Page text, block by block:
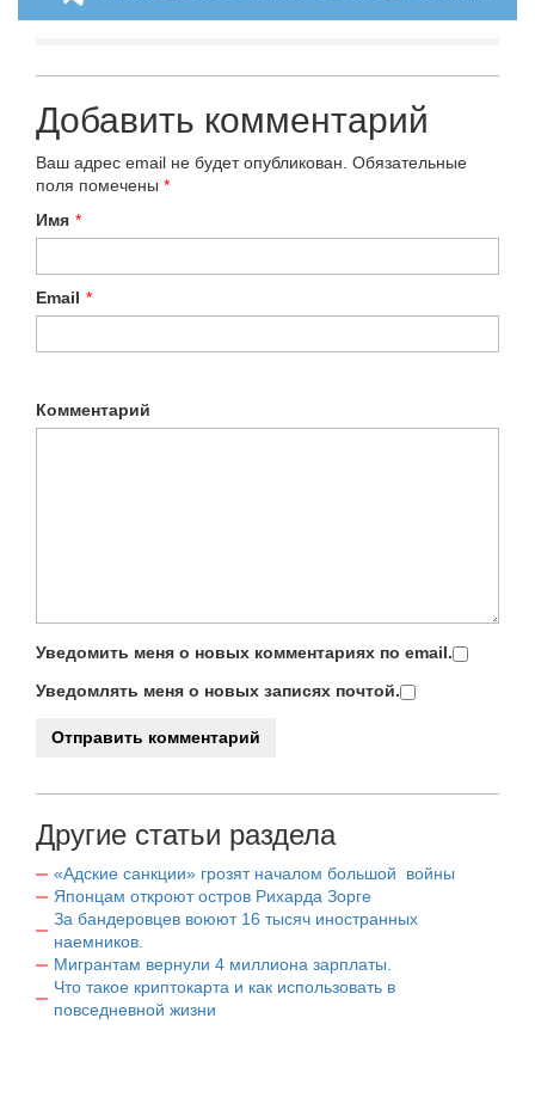
Добавить комментарий
Ваш адрес email не будет опубликован. Обязательные
поля помечены *
Имя *
Email *
Комментарий
Уведомить меня о новых комментариях по email.
Уведомлять меня о новых записях почтой.
Другие статьи раздела
«Адские санкции» грозят началом большой войны
Японцам откроют остров Рихарда Зорге
За бандеровцев воюют 16 тысяч иностранных
наемников.
Мигрантам вернули 4 миллиона зарплаты.
Что такое криптокарта и как использовать в
повседневной жизни